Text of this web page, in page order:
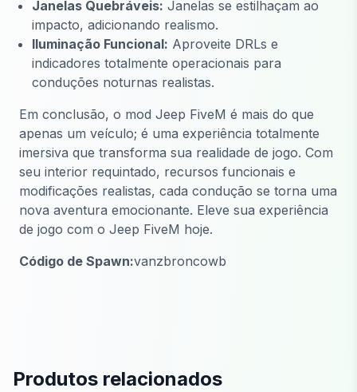
Janelas Quebráveis: Janelas se estilhaçam ao
impacto, adicionando realismo.
Iluminação Funcional: Aproveite DRLs e
indicadores totalmente operacionais para
conduções noturnas realistas.
Em conclusão, o mod Jeep FiveM é mais do que
apenas um veículo; é uma experiência totalmente
imersiva que transforma sua realidade de jogo. Com
seu interior requintado, recursos funcionais e
modificações realistas, cada condução se torna uma
nova aventura emocionante. Eleve sua experiência
de jogo com o Jeep FiveM hoje.
Código de Spawn:vanzbroncowb
Produtos relacionados